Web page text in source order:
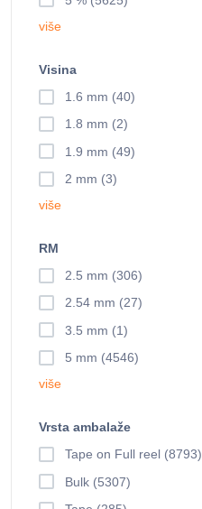
više
Visina
1.6 mm (40)
1.8 mm (2)
1.9 mm (49)
2 mm (3)
više
RM
2.5 mm (306)
2.54 mm (27)
3.5 mm (1)
5 mm (4546)
više
Vrsta ambalaže
Tape on Full reel (8793)
Bulk (5307)